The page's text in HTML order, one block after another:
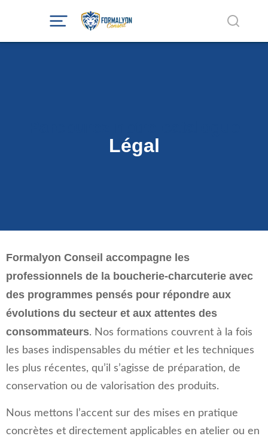
Légal
Formalyon Conseil accompagne les
professionnels de la boucherie-charcuterie avec
des programmes pensés pour répondre aux
évolutions du secteur et aux attentes des
consommateurs. Nos formations couvrent à la fois
les bases indispensables du métier et les techniques
les plus récentes, qu’il s’agisse de préparation, de
conservation ou de valorisation des produits.
Nous mettons l’accent sur des mises en pratique
concrètes et directement applicables en atelier ou en